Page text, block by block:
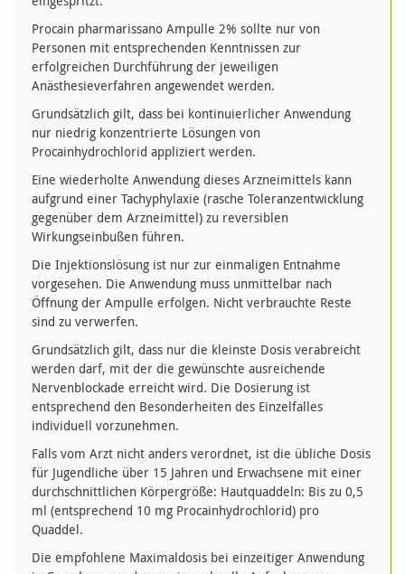
Procain pharmarissano Ampulle 2% sollte nur von
Personen mit entsprechenden Kenntnissen zur
erfolgreichen Durchführung der jeweiligen
Anästhesieverfahren angewendet werden.
Grundsätzlich gilt, dass bei kontinuierlicher Anwendung
nur niedrig konzentrierte Lösungen von
Procainhydrochlorid appliziert werden.
Eine wiederholte Anwendung dieses Arzneimittels kann
aufgrund einer Tachyphylaxie (rasche Toleranzentwicklung
gegenüber dem Arzneimittel) zu reversiblen
Wirkungseinbußen führen.
Die Injektionslösung ist nur zur einmaligen Entnahme
vorgesehen. Die Anwendung muss unmittelbar nach
Öffnung der Ampulle erfolgen. Nicht verbrauchte Reste
sind zu verwerfen.
Grundsätzlich gilt, dass nur die kleinste Dosis verabreicht
werden darf, mit der die gewünschte ausreichende
Nervenblockade erreicht wird. Die Dosierung ist
entsprechend den Besonderheiten des Einzelfalles
individuell vorzunehmen.
Falls vom Arzt nicht anders verordnet, ist die übliche Dosis
für Jugendliche über 15 Jahren und Erwachsene mit einer
durchschnittlichen Körpergröße: Hautquaddeln: Bis zu 0,5
ml (entsprechend 10 mg Procainhydrochlorid) pro
Quaddel.
Die empfohlene Maximaldosis bei einzeitiger Anwendung